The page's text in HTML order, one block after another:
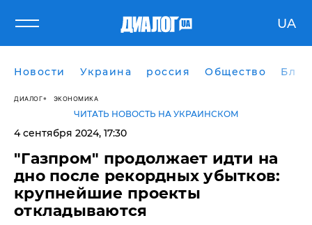
UA
Новости Украина россия Общество
ДИАЛОГ ЭКОНОМИКА
ЧИТАТЬ НОВОСТЬ НА УКРАИНСКОМ
4 сентября 2024, 17:30
"Газпром" продолжает идти на
дно после рекордных убытков:
крупнейшие проекты
откладываются